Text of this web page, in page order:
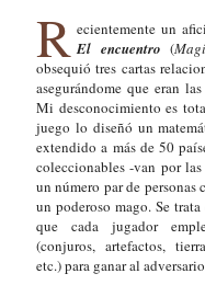
R ecientemente un
El encuentro (
obsequió tres cartas
asegurándome que eran
Mi desconocimiento es
juego lo diseñó un
extendido a más de 50
coleccionables -van por
un número par de personas
un poderoso mago. Se
que cada jugador
(conjuros, artefactos,
etc.) para ganar al